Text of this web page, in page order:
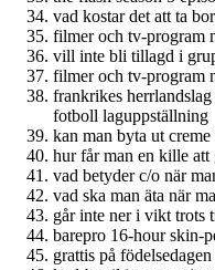
vad kostar det att ta
filmer och tv-program
vill inte bli tillagd i
filmer och tv-program
frankrikes
fotboll laguppställning
kan man byta ut
hur får man en kille att
vad betyder c/o när
vad ska man äta när
går inte ner i vikt trots
barepro 16-hour skin-
grattis på